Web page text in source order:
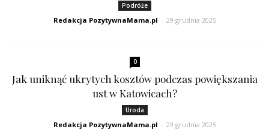
Podróże
Redakcja PozytywnaMama.pl - 29 grudnia 2025
0
Jak uniknąć ukrytych kosztów podczas powiększania
ust w Katowicach?
Uroda
Redakcja PozytywnaMama.pl - 29 grudnia 2025